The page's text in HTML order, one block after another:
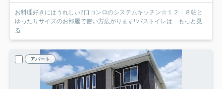
お料理好きにはうれしい2口コンロのシステムキッチン☆１２．８帖と
ゆったりサイズのお部屋で使い方広がります!!バストイレは...
もっと見
る
アパート